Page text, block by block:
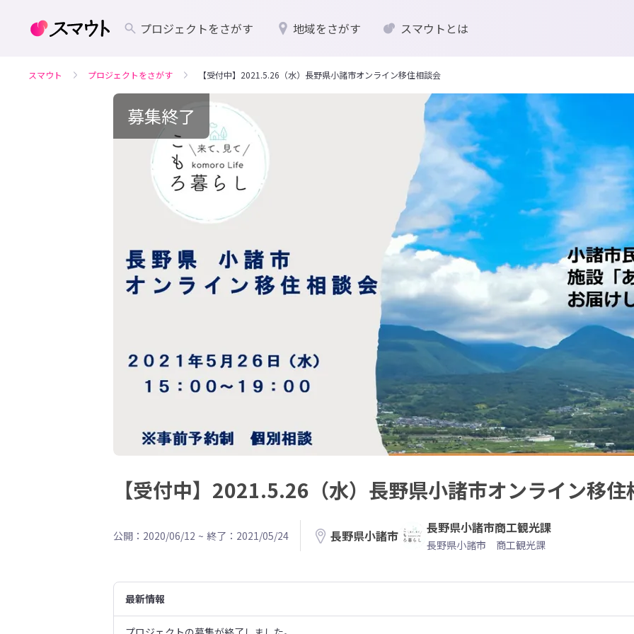
プロジェクトをさがす 地域をさがす スマウトとは
スマウト プロジェクトをさがす 【受付中】2021.5.26（水）長野県小諸市オンライン移住相談会
募集終了
【受付中】2021.5.26（水）長野県小諸市オンライン移住
公開：2020/06/12 ~ 終了：2021/05/24 長野県小諸市 長野県小諸市商工観光課
長野県小諸市 商工観光課
最新情報